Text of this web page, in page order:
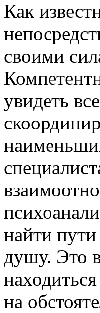
Как
своими
увидеть
найти
душу. Это
на